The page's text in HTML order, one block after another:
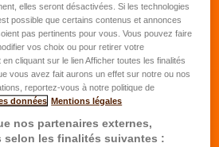
elles seront désactivées. Si les technologies
possible que certains contenus et annonces
pas pertinents pour vous. Vous pouvez faire
vos choix ou pour retirer votre
cliquant sur le lien Afficher toutes les finalités
vous avez fait aurons un effet sur notre ou nos
reportez-vous à notre politique de
données Mentions légales
nos partenaires externes,
selon les finalités suivantes :